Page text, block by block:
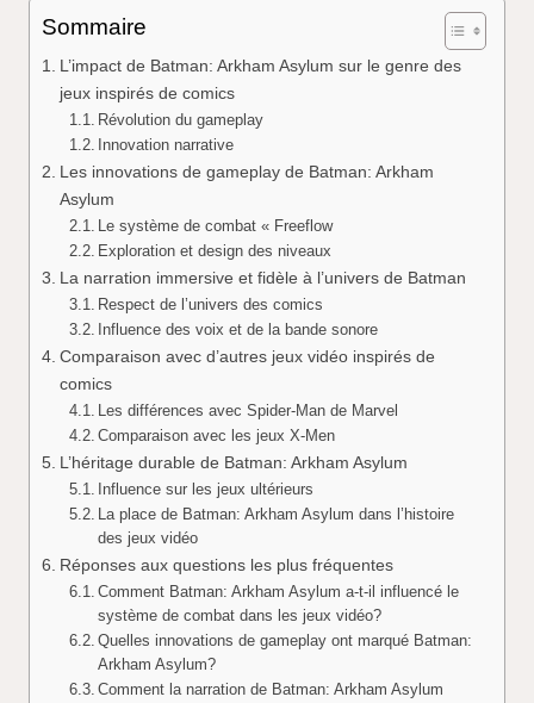
Sommaire
L’impact de Batman: Arkham Asylum sur le genre des
jeux inspirés de comics
Révolution du gameplay
Innovation narrative
Les innovations de gameplay de Batman: Arkham
Asylum
Le système de combat « Freeflow
Exploration et design des niveaux
La narration immersive et fidèle à l’univers de Batman
Respect de l’univers des comics
Influence des voix et de la bande sonore
Comparaison avec d’autres jeux vidéo inspirés de
comics
Les différences avec Spider-Man de Marvel
Comparaison avec les jeux X-Men
L’héritage durable de Batman: Arkham Asylum
Influence sur les jeux ultérieurs
La place de Batman: Arkham Asylum dans l’histoire
des jeux vidéo
Réponses aux questions les plus fréquentes
Comment Batman: Arkham Asylum a-t-il influencé le
système de combat dans les jeux vidéo?
Quelles innovations de gameplay ont marqué Batman:
Arkham Asylum?
Comment la narration de Batman: Arkham Asylum